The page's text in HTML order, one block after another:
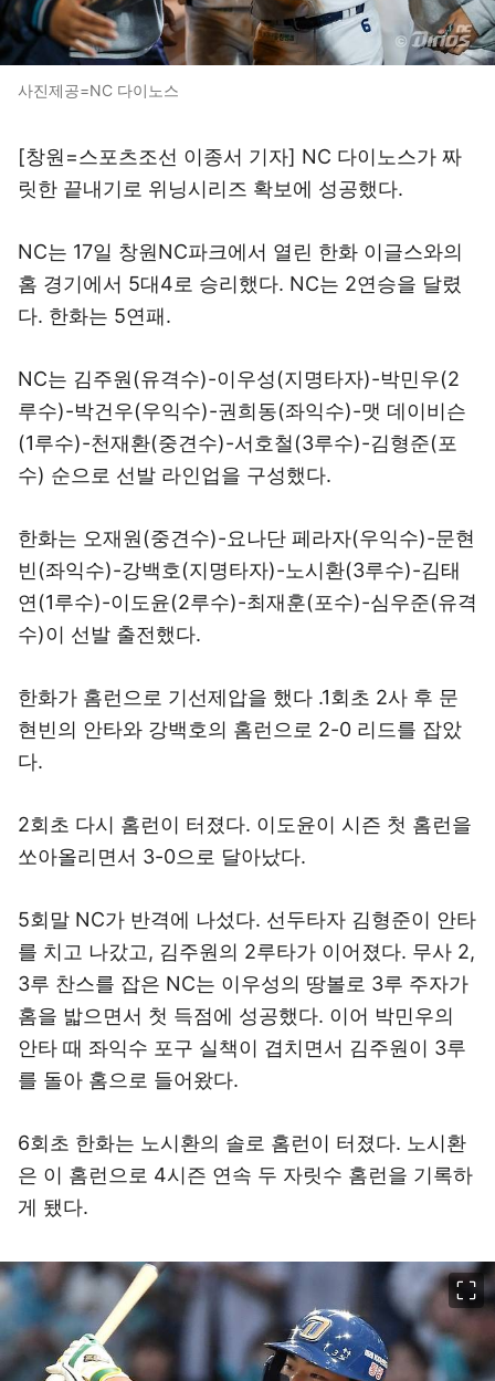
사진제공=NC 다이노스
[창원=스포츠조선 이종서 기자] NC 다이노스가 짜
릿한 끝내기로 위닝시리즈 확보에 성공했다.
NC는 17일 창원NC파크에서 열린 한화 이글스와의
홈 경기에서 5대4로 승리했다. NC는 2연승을 달렸
다. 한화는 5연패.
NC는 김주원(유격수)-이우성(지명타자)-박민우(2
루수)-박건우(우익수)-권희동(좌익수)-맷 데이비슨
(1루수)-천재환(중견수)-서호철(3루수)-김형준(포
수) 순으로 선발 라인업을 구성했다.
한화는 오재원(중견수)-요나단 페라자(우익수)-문현
빈(좌익수)-강백호(지명타자)-노시환(3루수)-김태
연(1루수)-이도윤(2루수)-최재훈(포수)-심우준(유격
수)이 선발 출전했다.
한화가 홈런으로 기선제압을 했다 .1회초 2사 후 문
현빈의 안타와 강백호의 홈런으로 2-0 리드를 잡았
다.
2회초 다시 홈런이 터졌다. 이도윤이 시즌 첫 홈런을
쏘아올리면서 3-0으로 달아났다.
5회말 NC가 반격에 나섰다. 선두타자 김형준이 안타
를 치고 나갔고, 김주원의 2루타가 이어졌다. 무사 2,
3루 찬스를 잡은 NC는 이우성의 땅볼로 3루 주자가
홈을 밟으면서 첫 득점에 성공했다. 이어 박민우의
안타 때 좌익수 포구 실책이 겹치면서 김주원이 3루
를 돌아 홈으로 들어왔다.
6회초 한화는 노시환의 솔로 홈런이 터졌다. 노시환
은 이 홈런으로 4시즌 연속 두 자릿수 홈런을 기록하
게 됐다.